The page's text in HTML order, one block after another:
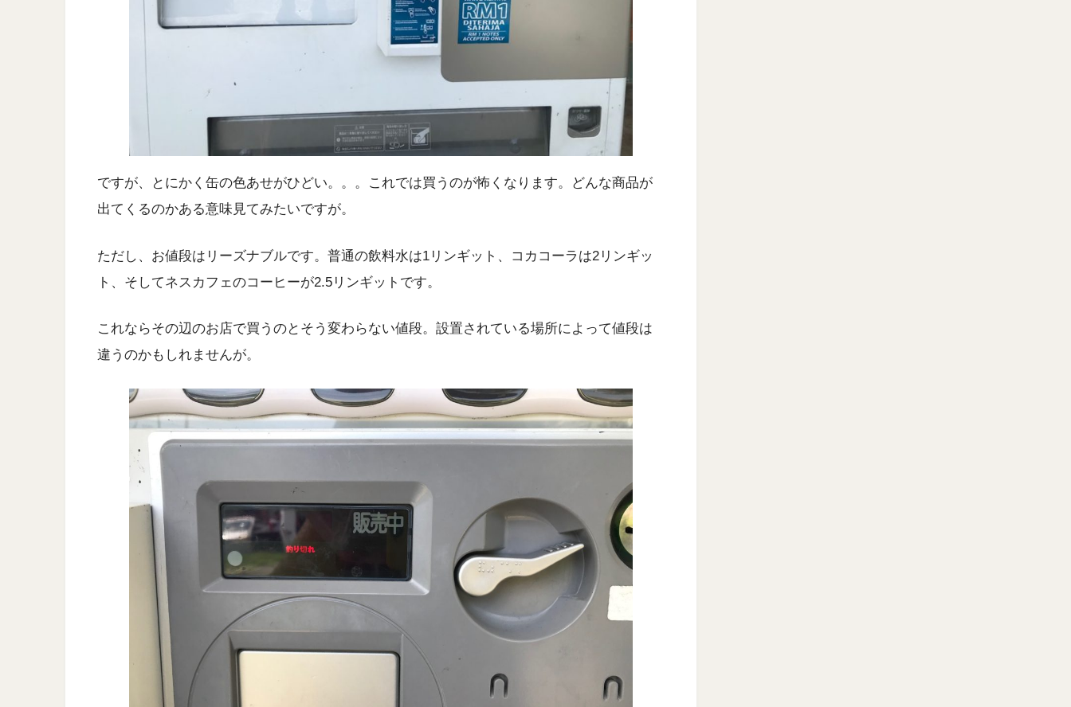
ですが、とにかく缶の色あせがひどい。。。これでは買うのが怖くなります。どんな商品が
出てくるのかある意味見てみたいですが。
ただし、お値段はリーズナブルです。普通の飲料水は1リンギット、コカコーラは2リンギッ
ト、そしてネスカフェのコーヒーが2.5リンギットです。
これならその辺のお店で買うのとそう変わらない値段。設置されている場所によって値段は
違うのかもしれませんが。